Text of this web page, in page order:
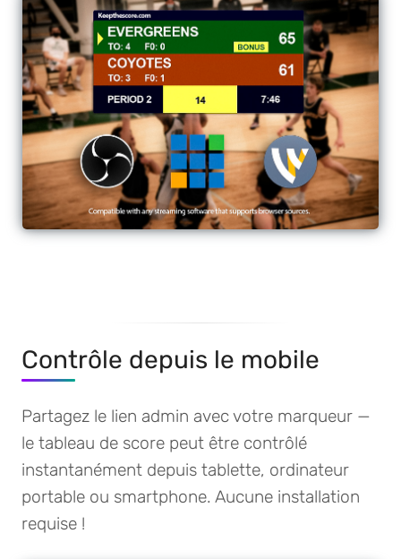
Contrôle depuis le mobile
Partagez le lien admin avec votre marqueur —
le tableau de score peut être contrôlé
instantanément depuis tablette, ordinateur
portable ou smartphone. Aucune installation
requise !